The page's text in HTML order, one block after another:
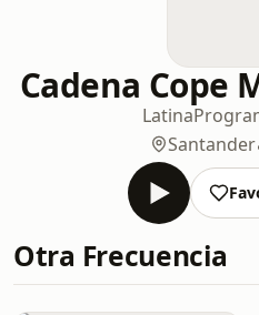
Cadena Cope
Latina
Santander
Otra Frecuencia